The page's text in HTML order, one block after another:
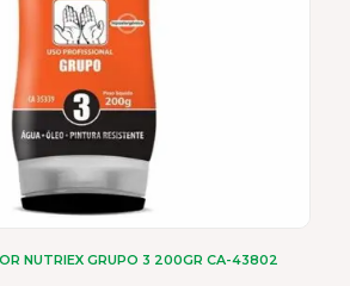
NUTRIEX GRUPO 3 200GR CA-43802